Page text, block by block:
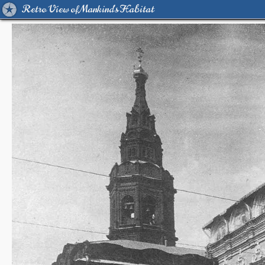
Retro View of Mankind's Habitat